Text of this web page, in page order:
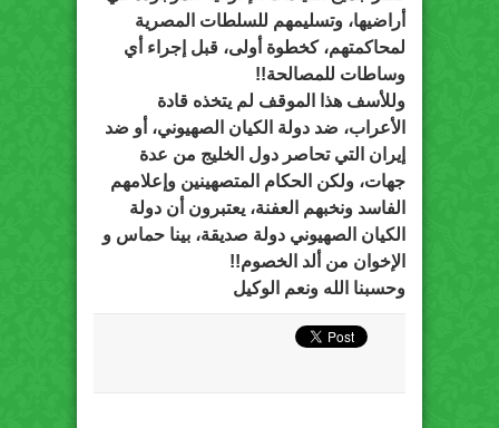
أراضيها، وتسليمهم للسلطات المصرية
لمحاكمتهم، كخطوة أولى، قبل إجراء أي
وساطات للمصالحة!!
وللأسف هذا الموقف لم يتخذه قادة
الأعراب، ضد دولة الكيان الصهيوني، أو ضد
إيران التي تحاصر دول الخليج من عدة
جهات، ولكن الحكام المتصهينين وإعلامهم
الفاسد ونخبهم العفنة، يعتبرون أن دولة
الكيان الصهيوني دولة صديقة، بينا حماس و
الإخوان من ألد الخصوم!!
وحسبنا الله ونعم الوكيل